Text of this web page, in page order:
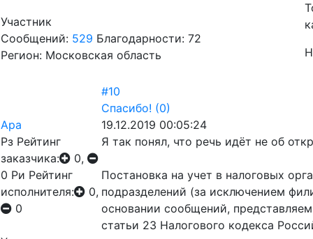
Участник
Сообщений: 529 Благодарности: 72
Регион: Московская область
Ара
Рз Рейтинг
заказчика:
0,
0 Ри Рейтинг
исполнителя:
0,
0
#10
Спасибо! (0)
19.12.2019 00:05:24
Я так понял, что речь идёт не об
Постановка на учет в налоговых
подразделений (за исключением
основании сообщений,
статьи 23 Налогового кодекса